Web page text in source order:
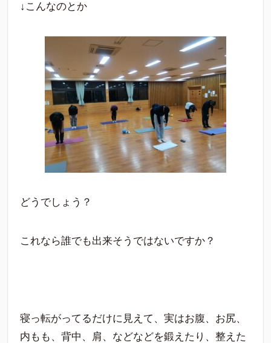
↓こんなのとか
どうでしょう？
これなら誰でも出来そうではないですか？
寝っ転がってるだけに見えて、実はお腹、お尻、
内もも、背中、肩、などなどを鍛えたり、整えた